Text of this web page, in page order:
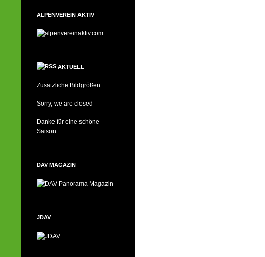
ALPENVEREIN AKTIV
AKTUELL
Zusätzliche Bildgrößen
Sorry, we are closed
Danke für eine schöne
Saison
DAV MAGAZIN
JDAV